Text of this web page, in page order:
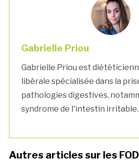
Gabrielle Priou
Gabrielle Priou est
libérale spécialisée dans la
pathologies digestives,
syndrome de l'intestin irritable.
Autres articles sur les